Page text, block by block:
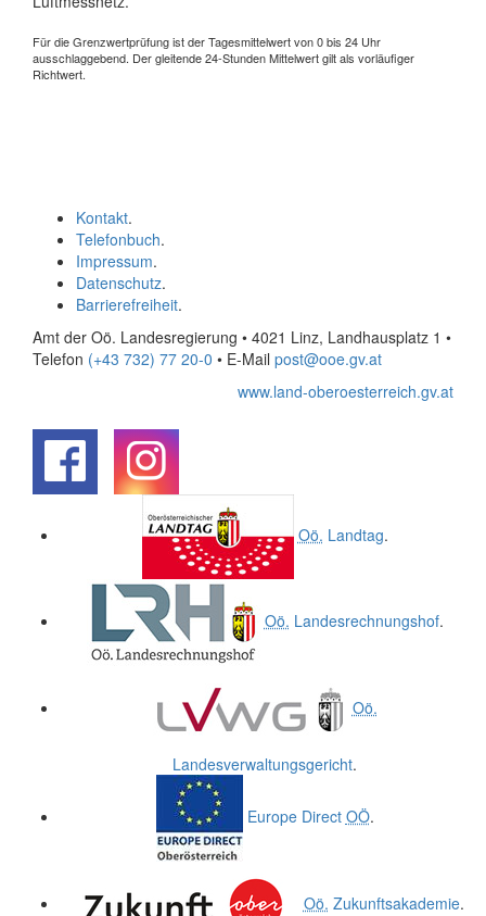
Für die Grenzwertprüfung ist der Tagesmittelwert von 0 bis 24 Uhr
ausschlaggebend. Der gleitende 24-Stunden Mittelwert gilt als vorläufiger
Richtwert.
Kontakt.
Telefonbuch.
Impressum.
Datenschutz.
Barrierefreiheit.
Amt der Oö. Landesregierung • 4021 Linz, Landhausplatz 1 •
Telefon (+43 732) 77 20-0 • E-Mail post@ooe.gv.at
www.land-oberoesterreich.gv.at
Oö. Landtag.
Oö. Landesrechnungshof.
Oö.
Landesverwaltungsgericht.
Europe Direct OÖ.
Oö. Zukunftsakademie.